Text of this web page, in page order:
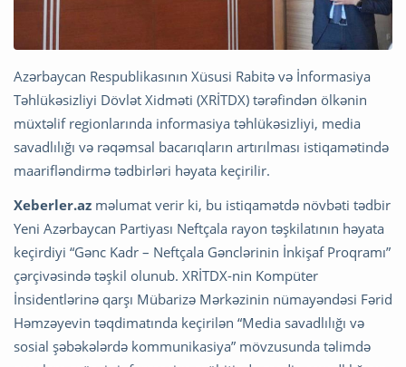
Azərbaycan Respublikasının Xüsusi Rabitə və İnformasiya
Təhlükəsizliyi Dövlət Xidməti (XRİTDX) tərəfindən ölkənin
müxtəlif regionlarında informasiya təhlükəsizliyi, media
savadlılığı və rəqəmsal bacarıqların artırılması istiqamətində
maarifləndirmə tədbirləri həyata keçirilir.
Xeberler.az məlumat verir ki, bu istiqamətdə növbəti tədbir
Yeni Azərbaycan Partiyası Neftçala rayon təşkilatının həyata
keçirdiyi “Gənc Kadr – Neftçala Gənclərinin İnkişaf Proqramı”
çərçivəsində təşkil olunub. XRİTDX-nin Kompüter
İnsidentlərinə qarşı Mübarizə Mərkəzinin nümayəndəsi Fərid
Həmzəyevin təqdimatında keçirilən “Media savadlılığı və
sosial şəbəkələrdə kommunikasiya” mövzusunda təlimdə